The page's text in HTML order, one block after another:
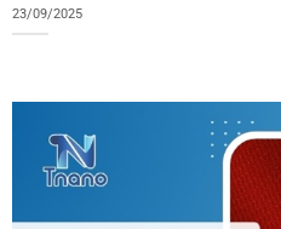
23/09/2025